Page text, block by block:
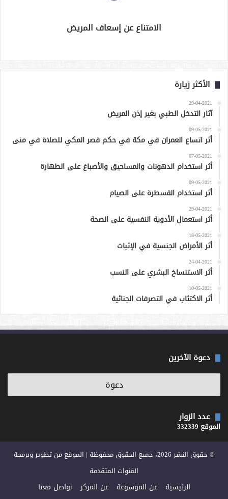
الامتناع عن إسعاف المريض
الأكثر زيارة
29-04-2021
آثار التدخل الطبي بغير إذن المريض
09-05-2021
أثر اتساع العمران في مكة في حكم قصر المكي للصلاة في منى
07-05-2021
أثر استخدام الدهونات والمساحيق والأصباغ على الطهارة
09-05-2021
أثر استخدام القسطرة على الصيام
29-04-2021
أثر استعمال الأدوية النفسية على الصحة
18-05-2021
أثر الأمراض الجنسية في الإثبات
24-04-2021
أثر الاستنساخ البشري على النسب
10-05-2021
أثر الاكتئاب في التصرفات الجنائية
دعوة الآخرين
عدد الزوار
الموقع 332339
© حقوق النشر 2026، جميع الحقوق محفوظة | الموقع من تطوير وبرمجة
القنوات المتقدمة
الرئيسية عن الموسوعة عن المركز تواصل معنا